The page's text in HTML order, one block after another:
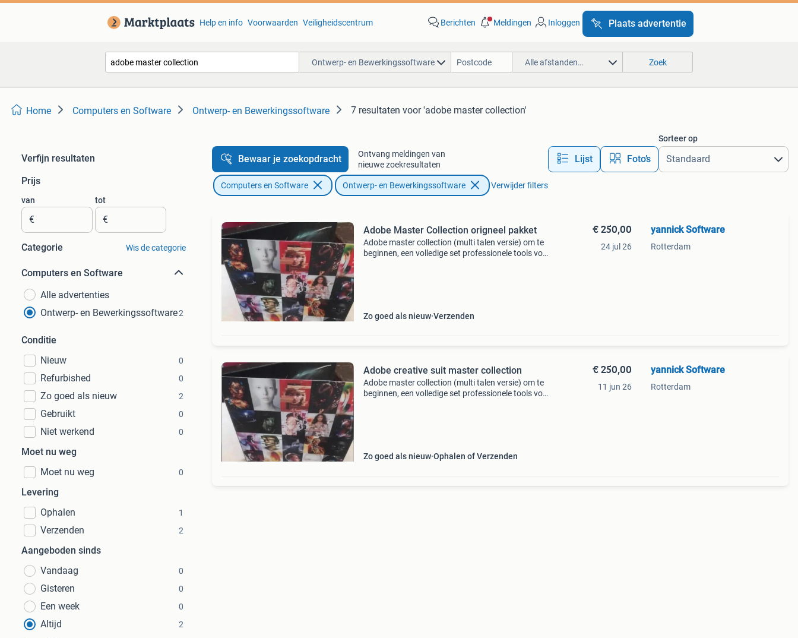
Help en info Voorwaarden Veiligheidscentrum Berichten Meldingen Inloggen Plaats advertentie
Ontwerp- en Bewerkingssoftware Alle afstanden… Zoek
Home Computers en Software Ontwerp- en Bewerkingssoftware 7 resultaten voor 'adobe master collection'
Verfijn resultaten
Prijs
van
€
tot
€
Categorie Wis de categorie
Computers en Software
Alle advertenties
Ontwerp- en Bewerkingssoftware2
Conditie
Nieuw
0
Refurbished 0
Zo goed als nieuw 2
Gebruikt 0
Niet werkend 0
Moet nu weg
Moet nu weg
0
Levering
Ophalen
1
Verzenden 2
Aangeboden sinds
Vandaag
0
Gisteren 0
Een week 0
Altijd 2
Bewaar je zoekopdracht
Ontvang meldingen van
nieuwe zoekresultaten
Lijst Foto’s
Sorteer op
Computers en Software Ontwerp- en Bewerkingssoftware Verwijder filters
Adobe Master Collection origneel pakket
Adobe master collection (multi talen versie) om te
beginnen, een volledige set professionele tools voor
Zo goed als nieuw Verzenden
€ 250,00
24 jul 26
yannick Software
Rotterdam
Adobe creative suit master collection
Adobe master collection (multi talen versie) om te
beginnen, een volledige set professionele tools voor
Zo goed als nieuw Ophalen of Verzenden
€ 250,00
11 jun 26
yannick Software
Rotterdam